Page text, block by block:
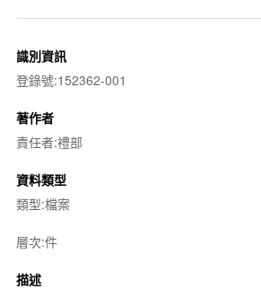
識別資訊
登錄號:152362-001
著作者
責任者:禮部
資料類型
類型:檔案
層次:件
描述